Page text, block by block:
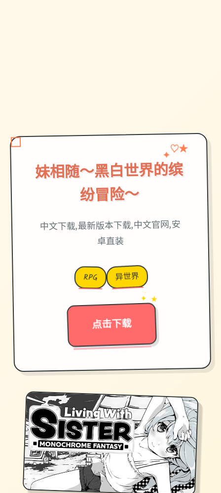
妹相随～黑白世界的缤
纷冒险～
✦♡★
中文下载,最新版本下载,中文官网,安
卓直装
RPG 异世界
点击下载
→
✦ ★